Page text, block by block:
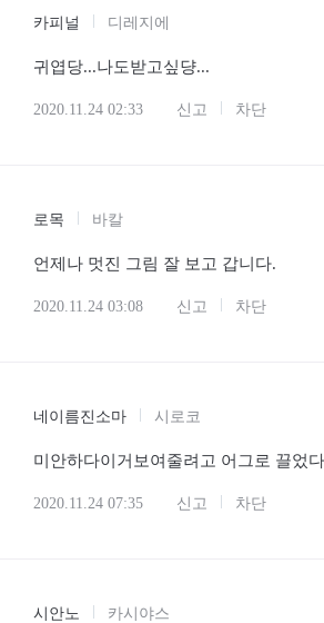
카피널 디레지에
귀엽당...나도받고싶댱...
2020.11.24 02:33 신고 차단
로목 바칼
언제나 멋진 그림 잘 보고 갑니다.
2020.11.24 03:08 신고 차단
네이름진소마 시로코
미안하다이거보여줄려고 어그로 끌었다
2020.11.24 07:35 신고 차단
시안노 카시야스